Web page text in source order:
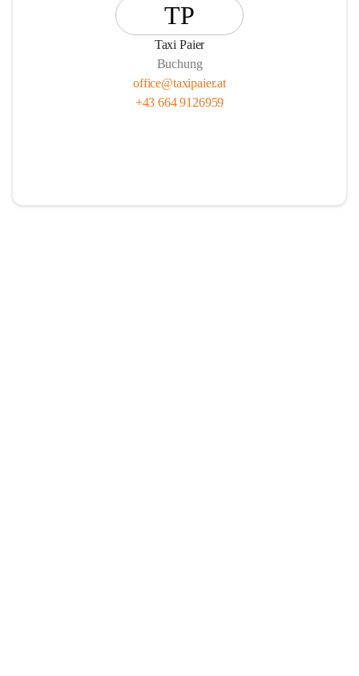
TP
Taxi Paier
Buchung
office@taxipaier.at
+43 664 9126959